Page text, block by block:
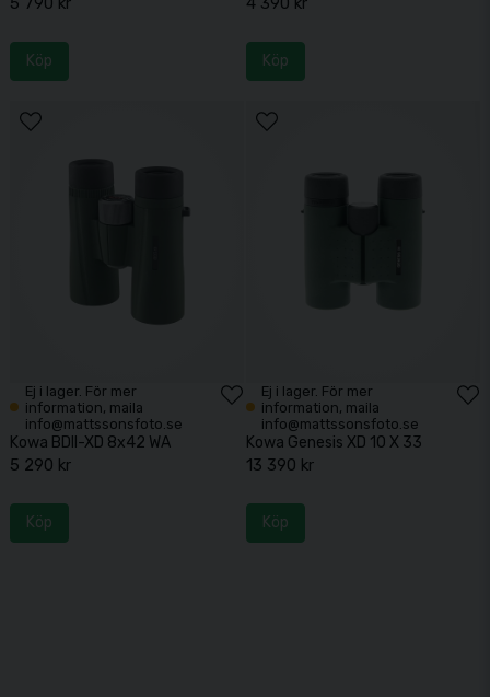
Köp Köp
Ej i lager. För mer
information, maila
info@mattssonsfoto.se
Kowa BDII-XD 8x42 WA
5 290 kr
Köp
Ej i lager. För mer
information, maila
info@mattssonsfoto.se
Kowa Genesis XD 10 X 33
13 390 kr
Köp